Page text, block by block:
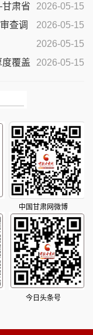
2026-05-15
肃省
综述
2026-05-15
查调
2026-05-15
2026-05-15
覆盖
中国甘肃网微博
今日头条号